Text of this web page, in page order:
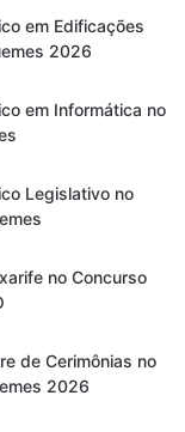
em Edificações
2026
em Informática no
Legislativo no
no Concurso
de Cerimônias no
2026